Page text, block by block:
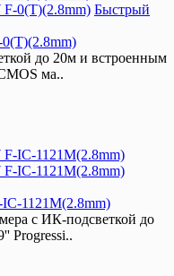
Быстрый
до 20м и встроенным
ма..
1121M(2.8mm)
с ИК-подсветкой до
Progressi..